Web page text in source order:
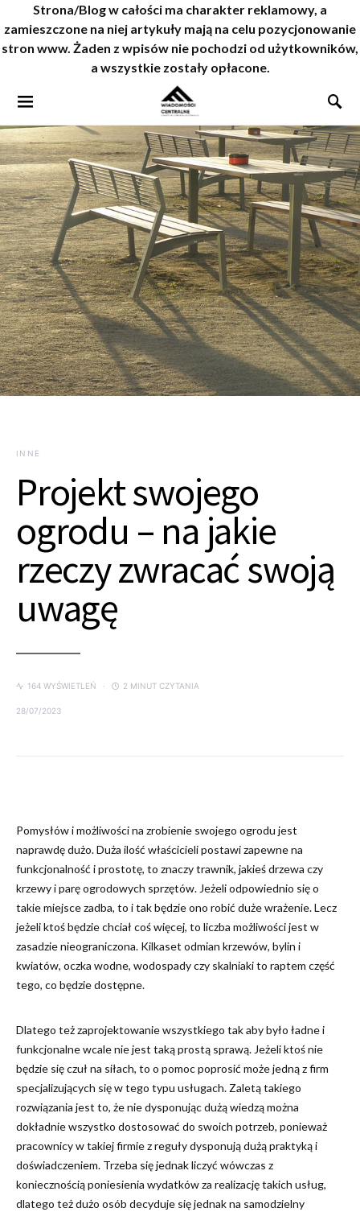
Strona/Blog w całości ma charakter reklamowy, a
zamieszczone na niej artykuły mają na celu pozycjonowanie
stron www. Żaden z wpisów nie pochodzi od użytkowników,
a wszystkie zostały opłacone.
INNE
Projekt swojego
ogrodu – na jakie
rzeczy zwracać swoją
uwagę
164 WYŚWIETLEŃ 2 MINUT CZYTANIA
28/07/2023
Pomysłów i możliwości na zrobienie swojego ogrodu jest
naprawdę dużo. Duża ilość właścicieli postawi zapewne na
funkcjonalność i prostotę, to znaczy trawnik, jakieś drzewa czy
krzewy i parę ogrodowych sprzętów. Jeżeli odpowiednio się o
takie miejsce zadba, to i tak będzie ono robić duże wrażenie. Lecz
jeżeli ktoś będzie chciał coś więcej, to liczba możliwości jest w
zasadzie nieograniczona. Kilkaset odmian krzewów, bylin i
kwiatów, oczka wodne, wodospady czy skalniaki to raptem część
tego, co będzie dostępne.
Dlatego też zaprojektowanie wszystkiego tak aby było ładne i
funkcjonalne wcale nie jest taką prostą sprawą. Jeżeli ktoś nie
będzie się czuł na siłach, to o pomoc poprosić może jedną z firm
specjalizujących się w tego typu usługach. Zaletą takiego
rozwiązania jest to, że nie dysponując dużą wiedzą można
dokładnie wszystko dostosować do swoich potrzeb, ponieważ
pracownicy w takiej firmie z reguły dysponują dużą praktyką i
doświadczeniem. Trzeba się jednak liczyć wówczas z
koniecznością poniesienia wydatków za realizację takich usług,
dlatego też dużo osób decyduje się jednak na samodzielny